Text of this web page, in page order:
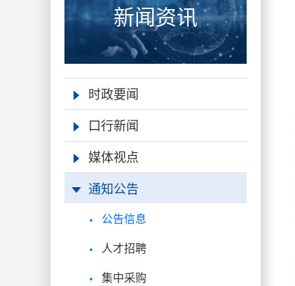
新闻资讯
时政要闻
口行新闻
媒体视点
通知公告
公告信息
人才招聘
集中采购